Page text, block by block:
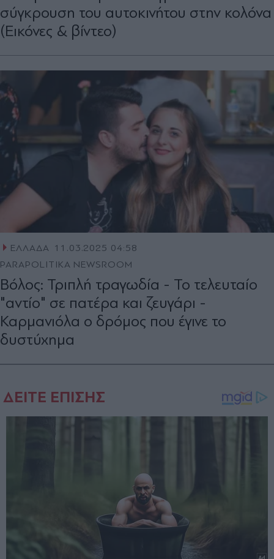
σύγκρουση του αυτοκινήτου στην κολόνα
(Εικόνες & βίντεο)
ΕΛΛΑΔΑ 11.03.2025 04:58
PARAPOLITIKA NEWSROOM
Βόλος: Τριπλή τραγωδία - Το τελευταίο
"αντίο" σε πατέρα και ζευγάρι -
Καρμανιόλα ο δρόμος που έγινε το
δυστύχημα